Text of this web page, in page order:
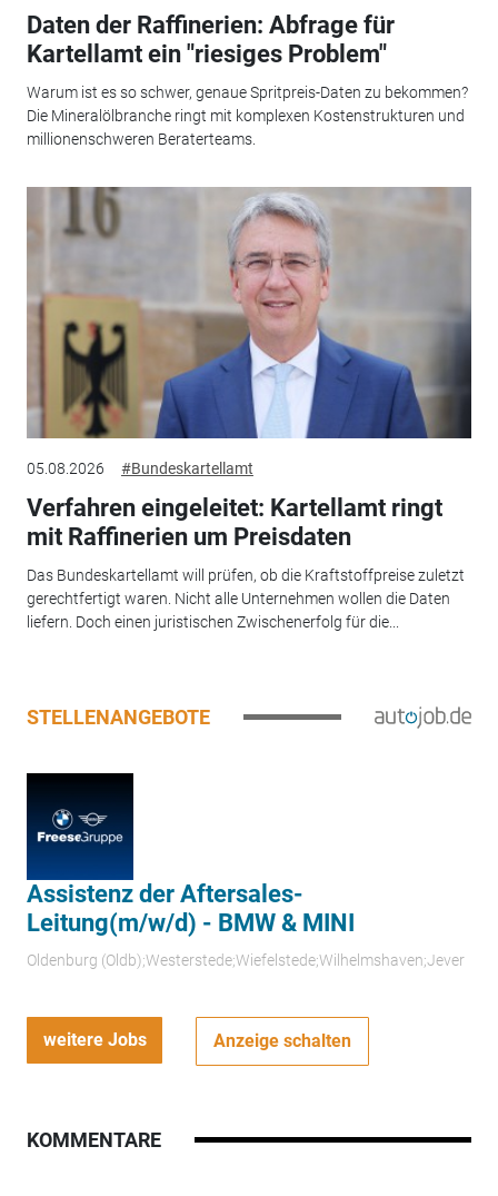
Daten der Raffinerien: Abfrage für
Kartellamt ein "riesiges Problem"
Warum ist es so schwer, genaue Spritpreis-Daten zu bekommen?
Die Mineralölbranche ringt mit komplexen Kostenstrukturen und
millionenschweren Beraterteams.
05.08.2026 #Bundeskartellamt
Verfahren eingeleitet: Kartellamt ringt
mit Raffinerien um Preisdaten
Das Bundeskartellamt will prüfen, ob die Kraftstoffpreise zuletzt
gerechtfertigt waren. Nicht alle Unternehmen wollen die Daten
liefern. Doch einen juristischen Zwischenerfolg für die...
STELLENANGEBOTE
Assistenz der Aftersales-
Leitung(m/w/d) - BMW & MINI
Oldenburg (Oldb);Westerstede;Wiefelstede;Wilhelmshaven;Jever
weitere Jobs Anzeige schalten
KOMMENTARE